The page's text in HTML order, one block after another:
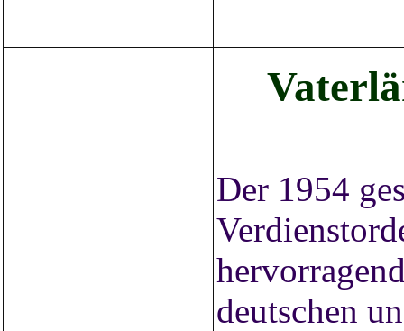
Der 1954
deutschen